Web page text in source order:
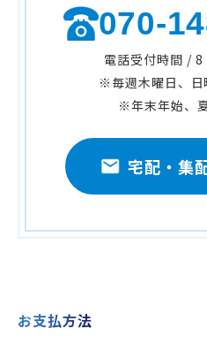
070-
電話受付時間 /
※毎週木曜日、日
※年末年始、
宅配・集
お支払方法